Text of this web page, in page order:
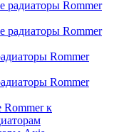
радиаторы Rommer
радиаторы Rommer
Rommer
Rommer
к